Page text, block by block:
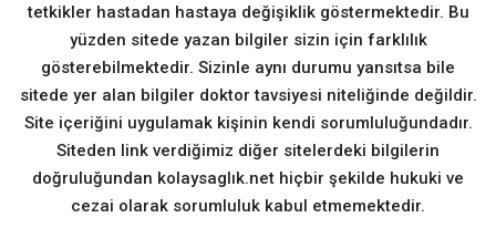
tetkikler hastadan hastaya değişiklik göstermektedir. Bu
yüzden sitede yazan bilgiler sizin için farklılık
gösterebilmektedir. Sizinle aynı durumu yansıtsa bile
sitede yer alan bilgiler doktor tavsiyesi niteliğinde değildir.
Site içeriğini uygulamak kişinin kendi sorumluluğundadır.
Siteden link verdiğimiz diğer sitelerdeki bilgilerin
doğruluğundan kolaysaglık.net hiçbir şekilde hukuki ve
cezai olarak sorumluluk kabul etmemektedir.